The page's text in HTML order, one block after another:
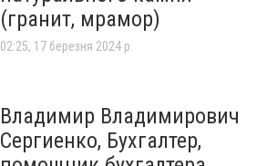
(гранит, мрамор)
02:25, 17 березня 2024 р.
Владимир Владимирович
Сергиенко, Бухгалтер,